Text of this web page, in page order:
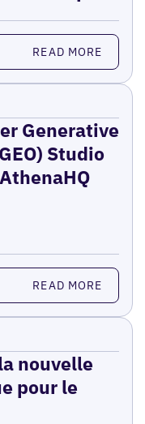
READ MORE
Generative
Studio
READ MORE
nouvelle
pour le